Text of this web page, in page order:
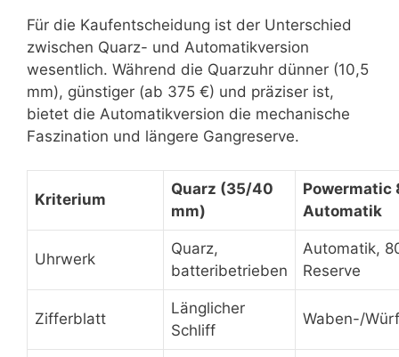
Für die Kaufentscheidung ist der Unterschied
zwischen Quarz- und Automatikversion
wesentlich. Während die Quarzuhr dünner (10,5
mm), günstiger (ab 375 €) und präziser ist,
bietet die Automatikversion die mechanische
Faszination und längere Gangreserve.
Kriterium
Quarz (35/40
mm)
Powermatic
Automatik
Uhrwerk
Quarz,
batteribetrieben
Automatik,
Reserve
Zifferblatt
Länglicher
Schliff
Waben-/